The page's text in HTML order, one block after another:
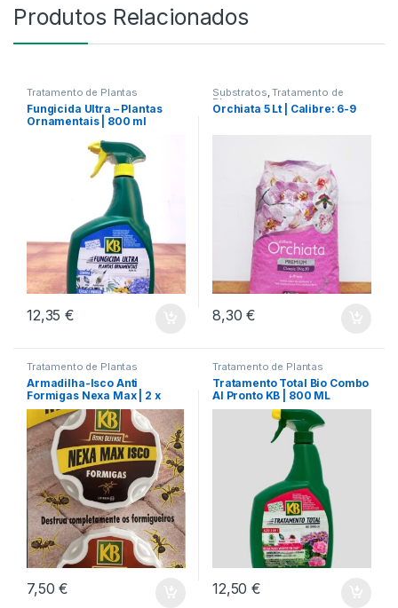
Produtos Relacionados
Tratamento de Plantas
Fungicida Ultra – Plantas
Ornamentais | 800 ml
12,35€
Substratos,Tratamento de
Plantas
Orchiata 5 Lt | Calibre: 6-9
8,30€
Tratamento de Plantas
Armadilha-Isco Anti
Formigas Nexa Max | 2 x
10gr
7,50€
Tratamento de Plantas
Tratamento Total Bio Combo
Al Pronto KB | 800 ML
12,50€